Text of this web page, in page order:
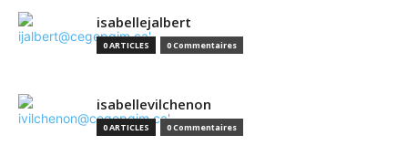
isabellejalbert
0 ARTICLES 0 Commentaires
isabellevilchenon
0 ARTICLES 0 Commentaires